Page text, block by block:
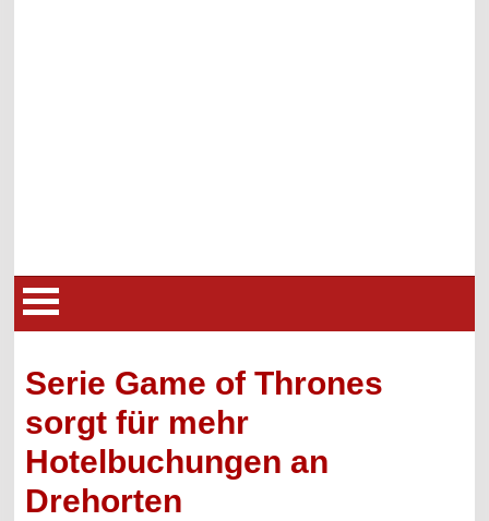
Serie Game of Thrones
sorgt für mehr
Hotelbuchungen an
Drehorten